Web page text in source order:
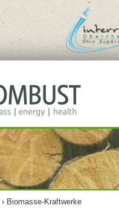
› Biomasse-Kraftwerke